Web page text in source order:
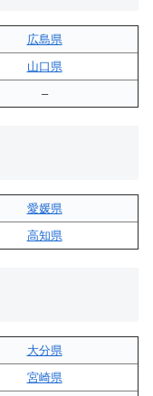
広島県
山口県
–
愛媛県
高知県
大分県
宮崎県